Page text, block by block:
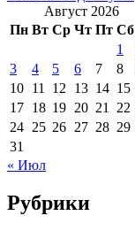
Август 2026
Пн Вт Ср Чт Пт Сб
1
3
4 5 6 7 8
10 11 12 13 14 15
17 18 19 20 21 22
24 25 26 27 28 29
31
« Июл
Рубрики